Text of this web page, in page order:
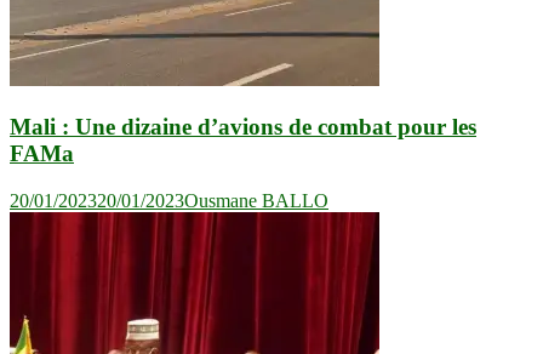
Mali : Une dizaine d’avions de combat pour les
FAMa
20/01/202320/01/2023Ousmane BALLO